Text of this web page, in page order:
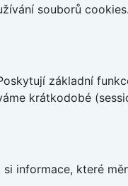
souborů
základní
krátkodobé
informace, které